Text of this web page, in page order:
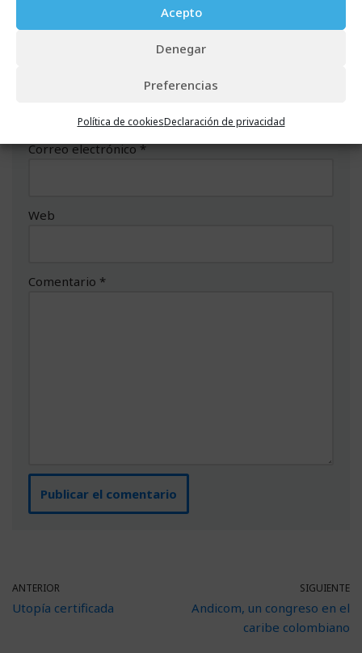
Acepto
Denegar
Preferencias
Política de cookiesDeclaración de privacidad
Tu dirección de correo electrónico no será publicada.
Los campos obligatorios están marcados con*
Correo electrónico*
Web
Comentario *
ANTERIOR
Utopía certificada
SIGUIENTE
Andicom, un congreso en el
caribe colombiano